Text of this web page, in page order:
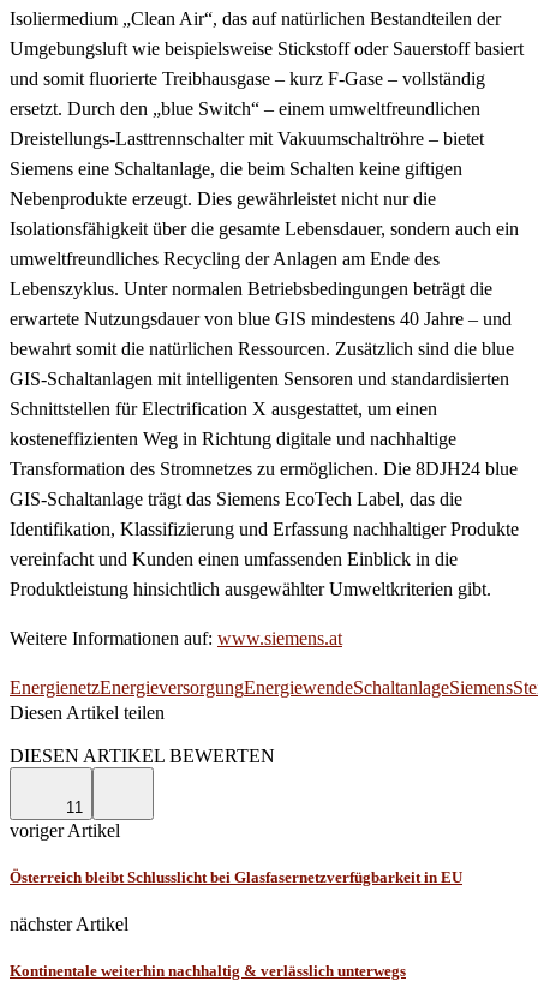
Isoliermedium „Clean Air“, das auf natürlichen Bestandteilen der
Umgebungsluft wie beispielsweise Stickstoff oder Sauerstoff basiert
und somit fluorierte Treibhausgase – kurz F-Gase – vollständig
ersetzt. Durch den „blue Switch“ – einem umweltfreundlichen
Dreistellungs-Lasttrennschalter mit Vakuumschaltröhre – bietet
Siemens eine Schaltanlage, die beim Schalten keine giftigen
Nebenprodukte erzeugt. Dies gewährleistet nicht nur die
Isolationsfähigkeit über die gesamte Lebensdauer, sondern auch ein
umweltfreundliches Recycling der Anlagen am Ende des
Lebenszyklus. Unter normalen Betriebsbedingungen beträgt die
erwartete Nutzungsdauer von blue GIS mindestens 40 Jahre – und
bewahrt somit die natürlichen Ressourcen. Zusätzlich sind die blue
GIS-Schaltanlagen mit intelligenten Sensoren und standardisierten
Schnittstellen für Electrification X ausgestattet, um einen
kosteneffizienten Weg in Richtung digitale und nachhaltige
Transformation des Stromnetzes zu ermöglichen. Die 8DJH24 blue
GIS-Schaltanlage trägt das Siemens EcoTech Label, das die
Identifikation, Klassifizierung und Erfassung nachhaltiger Produkte
vereinfacht und Kunden einen umfassenden Einblick in die
Produktleistung hinsichtlich ausgewählter Umweltkriterien gibt.
Weitere Informationen auf: www.siemens.at
EnergienetzEnergieversorgungEnergiewendeSchaltanlageSiemens
Diesen Artikel teilen
DIESEN ARTIKEL BEWERTEN
11
voriger Artikel
Österreich bleibt Schlusslicht bei Glasfasernetzverfügbarkeit in EU
nächster Artikel
Kontinentale weiterhin nachhaltig & verlässlich unterwegs